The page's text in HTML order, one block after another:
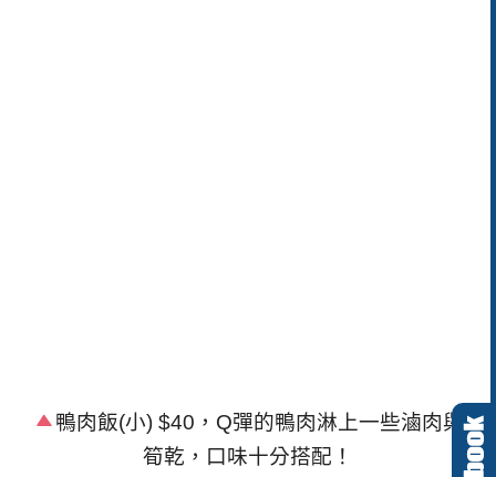
鴨肉飯(小) $40 ， Q彈的鴨肉淋上一些滷肉與
筍乾，口味十分搭配！